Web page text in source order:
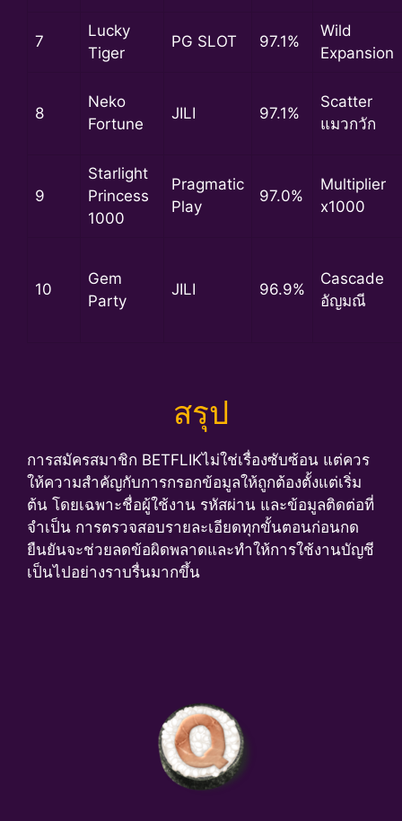
7
Lucky
Tiger
PG SLOT 97.1%
Wild
Expansion
8
Neko
Fortune
JILI 97.1%
Scatter
แมวกวัก
9
Starlight
Princess
1000
Pragmatic
Play
97.0%
Multiplier
x1000
10
Gem
Party
JILI 96.9%
Cascade
อัญมณี
สรุป
การสมัครสมาชิก BETFLIKไม่ใช่เรื่องซับซ้อน แต่ควร
ให้ความสำคัญกับการกรอกข้อมูลให้ถูกต้องตั้งแต่เริ่ม
ต้น โดยเฉพาะชื่อผู้ใช้งาน รหัสผ่าน และข้อมูลติดต่อที่
จำเป็น การตรวจสอบรายละเอียดทุกขั้นตอนก่อนกด
ยืนยันจะช่วยลดข้อผิดพลาดและทำให้การใช้งานบัญชี
เป็นไปอย่างราบรื่นมากขึ้น